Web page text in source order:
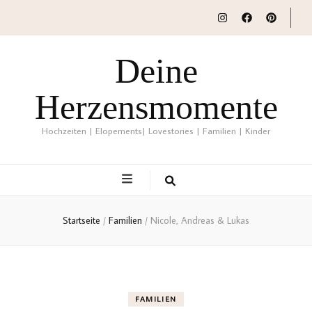
Deine
Herzensmomente
Hochzeiten | Elopements| Lovestories | Familien | Kinder
Startseite / Familien / Nicole, Andreas & Lukas
FAMILIEN